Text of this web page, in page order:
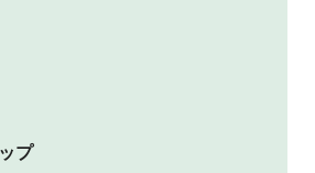
プ